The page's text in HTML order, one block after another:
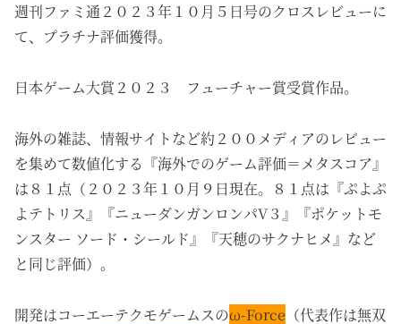
週刊ファミ通２０２３年１０月５日号のクロスレビューに
て、プラチナ評価獲得。
日本ゲーム大賞２０２３ フューチャー賞受賞作品。
海外の雑誌、情報サイトなど約２００メディアのレビュー
を集めて数値化する『海外でのゲーム評価＝メタスコア』
は８１点（２０２３年１０月９日現在。８１点は『ぷよぷ
よテトリス』『ニューダンガンロンパV３』『ポケットモ
ンスター ソード・シールド』『天穂のサクナヒメ』など
と同じ評価）。
開発はコーエーテクモゲームスのω-Force （代表作は無双